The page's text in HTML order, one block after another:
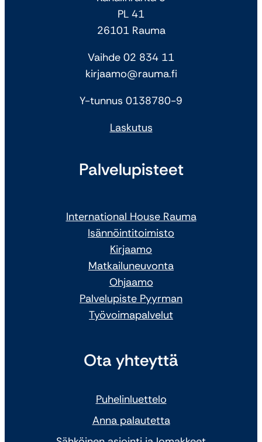
PL 41
26101 Rauma
Vaihde 02 834 11
kirjaamo@rauma.fi
Y-tunnus 0138780-9
Laskutus
Palvelupisteet
International House Rauma
Isännöintitoimisto
Kirjaamo
Matkailuneuvonta
Ohjaamo
Palvelupiste Pyyrman
Työvoimapalvelut
Ota yhteyttä
Puhelinluettelo
Anna palautetta